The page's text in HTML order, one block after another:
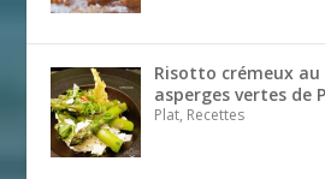
Risotto crémeux au
asperges vertes de
Plat, Recettes